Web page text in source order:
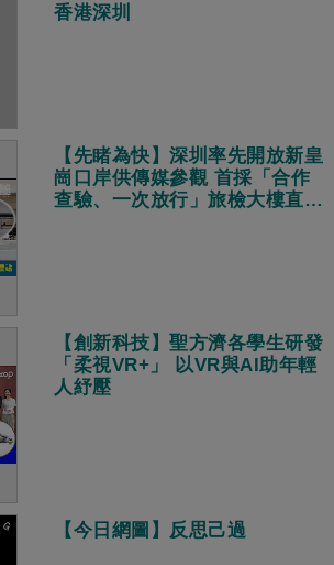
香港深圳
【先睹為快】深圳率先開放新皇
崗口岸供傳媒參觀 首採「合作
查驗、一次放行」旅檢大樓直連
【創新科技】聖方濟各學生研發
「柔視VR+」 以VR與AI助年輕
人紓壓
【今日網圖】反思己過